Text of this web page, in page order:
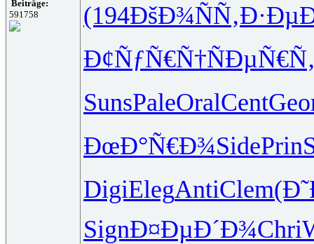
Beiträge:
591758
(194ÐšÐ¾ÑÑ‚
Ð¢ÑƒÑ€Ñ†
SunsPaleOralCent
ÐœÐ°Ñ€Ð¾SidePrin
DigiElegAntiClem
SignÐ¤ÐµÐ´Ð¾Chri